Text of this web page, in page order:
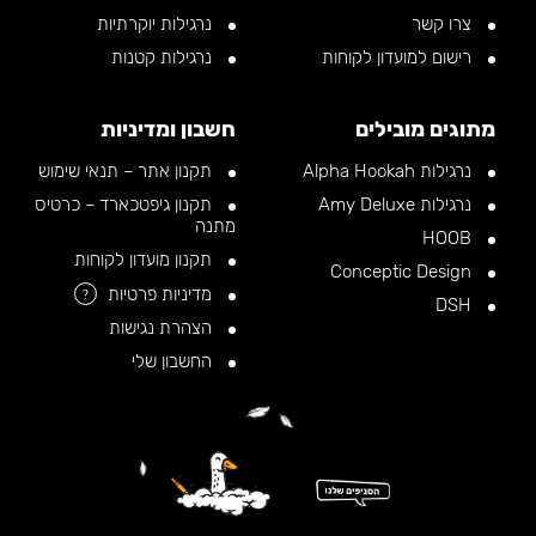
צרו קשר
רישום למועדון לקוחות
נרגילות יוקרתיות
נרגילות קטנות
מתוגים מובילים
נרגילות Alpha Hookah
נרגילות Amy Deluxe
חשבון ומדיניות
תקנון אתר – תנאי שימוש
תקנון גיפטכארד – כרטיס
מתנה
תקנון מועדון לקוחות
מדיניות פרטיות
?
הצהרת נגישות
החשבון שלי